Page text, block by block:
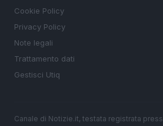
Cookie Policy
Privacy Policy
Note legali
Trattamento dati
Gestisci Utiq
Canale di Notizie.it, testata registrata